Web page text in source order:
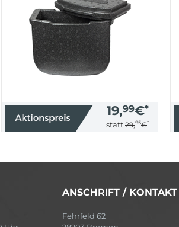
19,99€*
statt 29,95€*
ANSCHRIFT / KONTAKT
Fehrfeld 62